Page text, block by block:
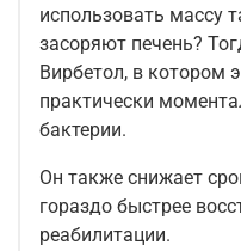
использовать массу
засоряют печень?
Вирбетол, в котором
практически
бактерии.
Он также снижает
гораздо быстрее
реабилитации.